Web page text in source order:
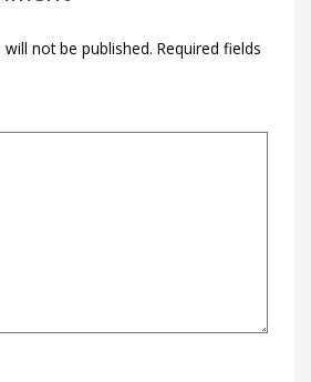
not be published. Required fields